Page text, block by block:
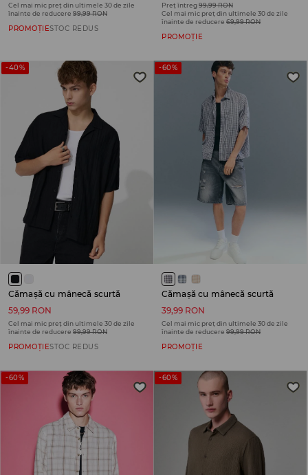
Cel mai mic preț din ultimele 30 de zile
înainte de reducere 99,99 RON
PROMOȚIESTOC REDUS
Preț întreg99,99 RON
Cel mai mic preț din ultimele 30 de zile
înainte de reducere 69,99 RON
PROMOȚIE
-40%
Cămașă cu mânecă scurtă
59,99 RON
Cel mai mic preț din ultimele 30 de zile
înainte de reducere 99,99 RON
PROMOȚIESTOC REDUS
-60%
Cămașă cu mânecă scurtă
39,99 RON
Cel mai mic preț din ultimele 30 de zile
înainte de reducere 99,99 RON
PROMOȚIE
-60% -60%